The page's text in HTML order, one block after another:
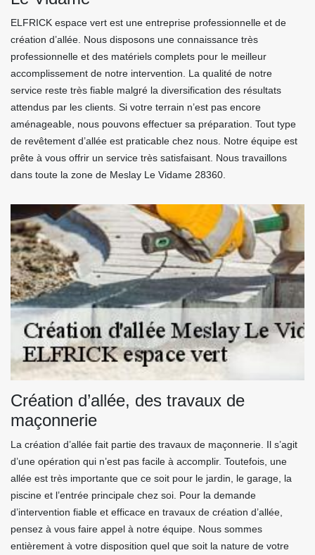
ELFRICK espace vert est une entreprise professionnelle et de
création d’allée. Nous disposons une connaissance très
professionnelle et des matériels complets pour le meilleur
accomplissement de notre intervention. La qualité de notre
service reste très fiable malgré la diversification des résultats
attendus par les clients. Si votre terrain n’est pas encore
aménageable, nous pouvons effectuer sa préparation. Tout type
de revêtement d’allée est praticable chez nous. Notre équipe est
prête à vous offrir un service très satisfaisant. Nous travaillons
dans toute la zone de Meslay Le Vidame 28360.
Création d’allée, des travaux de
maçonnerie
La création d’allée fait partie des travaux de maçonnerie. Il s’agit
d’une opération qui n’est pas facile à accomplir. Toutefois, une
allée est très importante que ce soit pour le jardin, le garage, la
piscine et l’entrée principale chez soi. Pour la demande
d’intervention fiable et efficace en travaux de création d’allée,
pensez à vous faire appel à notre équipe. Nous sommes
entièrement à votre disposition quel que soit la nature de votre